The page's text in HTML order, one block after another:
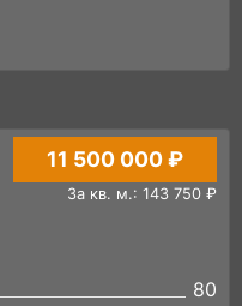
11 500 000 ₽
За кв. м.: 143 750 ₽
80